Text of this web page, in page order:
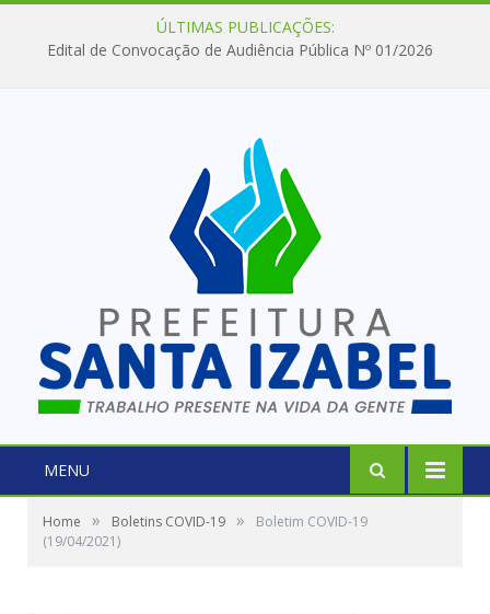
ÚLTIMAS PUBLICAÇÕES:
Edital de Convocação de Audiência Pública Nº 01/2026
MENU
Home » Boletins COVID-19 »
Boletim COVID-19
(19/04/2021)